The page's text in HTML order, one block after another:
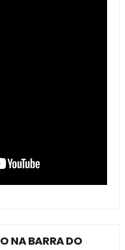
NA BARRA DO